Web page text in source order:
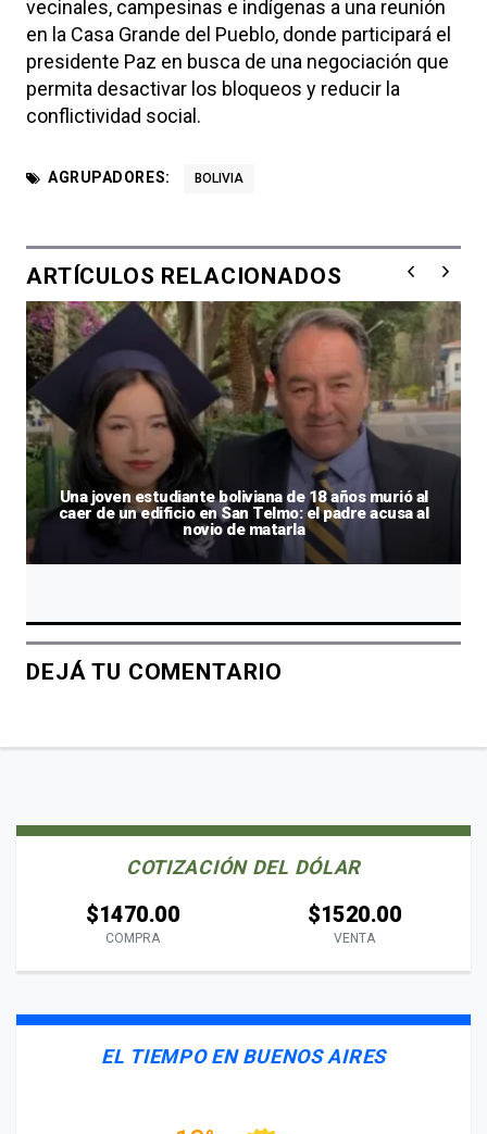
vecinales, campesinas e indígenas a una reunión
en la Casa Grande del Pueblo, donde participará el
presidente Paz en busca de una negociación que
permita desactivar los bloqueos y reducir la
conflictividad social.
AGRUPADORES: BOLIVIA
ARTÍCULOS RELACIONADOS
Una joven estudiante boliviana de 18 años murió al
caer de un edificio en San Telmo: el padre acusa al
novio de matarla
DEJÁ TU COMENTARIO
COTIZACIÓN DEL DÓLAR
$1470.00
COMPRA
$1520.00
VENTA
EL TIEMPO EN BUENOS AIRES